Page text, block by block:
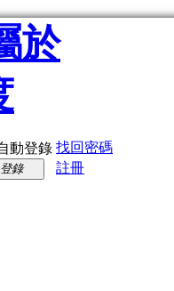
動登錄 找回密碼
登錄 註冊